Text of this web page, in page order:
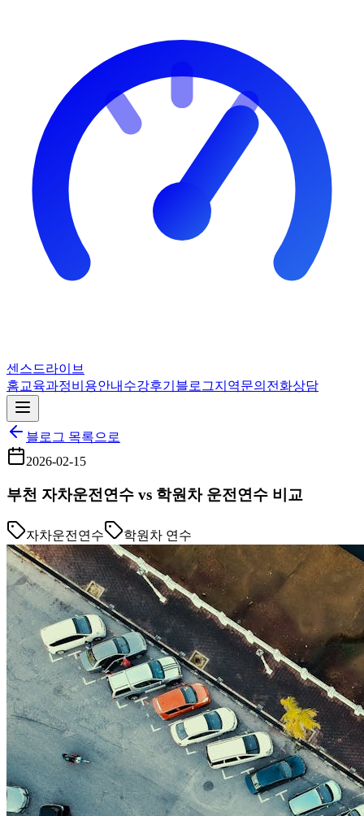
센스드라이브
홈교육과정비용안내 수강후기 블로그지역문의 전화상담
블로그 목록으로
2026-02-15
부천 자차운전연수 vs 학원차 운전연수 비교
자차운전연수 학원차 연수